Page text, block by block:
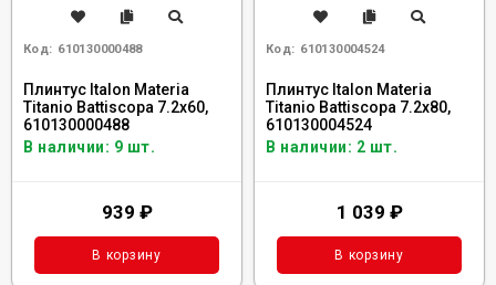
Код: 610130000488
Плинтус Italon Materia
Titanio Battiscopa 7.2x60,
610130000488
В наличии: 9 шт.
939 ₽
В корзину
Код: 610130004524
Плинтус Italon Materia
Titanio Battiscopa 7.2x80,
610130004524
В наличии: 2 шт.
1 039 ₽
В корзину